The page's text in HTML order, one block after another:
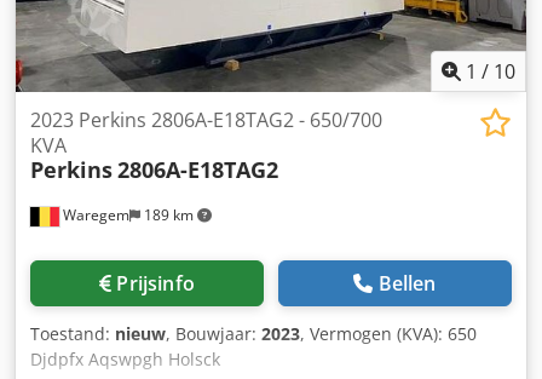
1 / 10
Waregem 189 km
2023 Perkins 2806A-E18TAG2 - 650/700
KVA
Perkins2806A-E18TAG2
Prijsinfo Bellen
Toestand: nieuw, Bouwjaar: 2023, Vermogen (KVA): 650
Djdpfx Aqswpgh Holsck